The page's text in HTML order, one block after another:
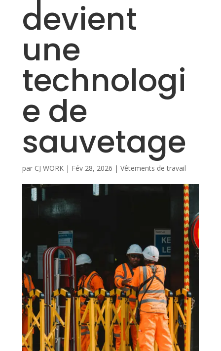
devient
une
technologi
e de
sauvetage
par CJ WORK| Fév 28, 2026 | Vêtements de travail